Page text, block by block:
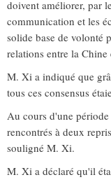
doivent améliorer, par
communication et les
solide base de volonté
relations entre la Chine
M. Xi a indiqué que
tous ces consensus
Au cours d'une
rencontrés à deux
souligné M. Xi.
M. Xi a déclaré qu'il